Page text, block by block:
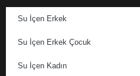
Su İçen Erkek
Su İçen Erkek Çocuk
Su İçen Kadın